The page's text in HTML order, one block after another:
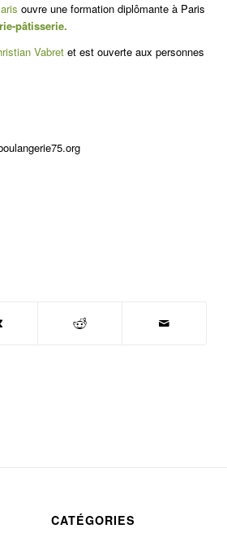
ouvre une formation diplômante à Paris
pâtisserie.
Vabret et est ouverte aux personnes
CATÉGORIES